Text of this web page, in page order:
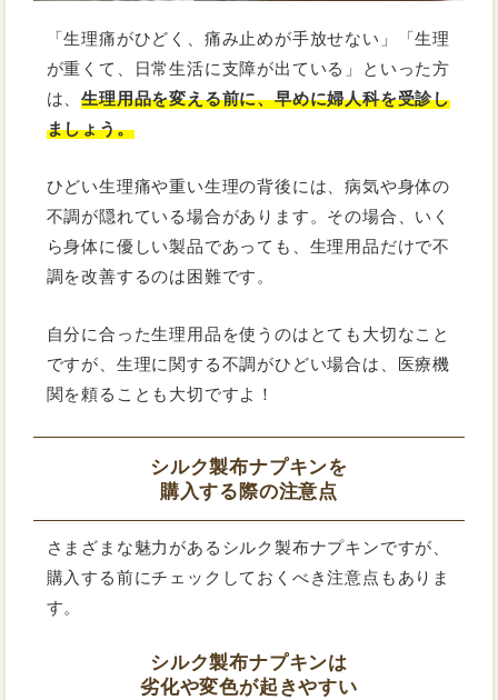
「生理痛がひどく、痛み止めが手放せない」「生理
が重くて、日常生活に支障が出ている」といった方
は、生理用品を変える前に、早めに婦人科を受診し
ましょう。
ひどい生理痛や重い生理の背後には、病気や身体の
不調が隠れている場合があります。その場合、いく
ら身体に優しい製品であっても、生理用品だけで不
調を改善するのは困難です。
自分に合った生理用品を使うのはとても大切なこと
ですが、生理に関する不調がひどい場合は、医療機
関を頼ることも大切ですよ！
シルク製布ナプキンを
購入する際の注意点
さまざまな魅力があるシルク製布ナプキンですが、
購入する前にチェックしておくべき注意点もありま
す。
シルク製布ナプキンは
劣化や変色が起きやすい